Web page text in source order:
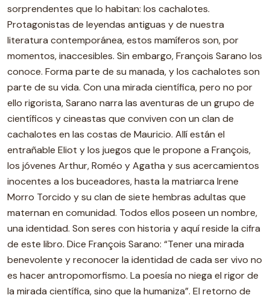
sorprendentes que lo habitan: los cachalotes.
Protagonistas de leyendas antiguas y de nuestra
literatura contemporánea, estos mamíferos son, por
momentos, inaccesibles. Sin embargo, François Sarano los
conoce. Forma parte de su manada, y los cachalotes son
parte de su vida. Con una mirada científica, pero no por
ello rigorista, Sarano narra las aventuras de un grupo de
científicos y cineastas que conviven con un clan de
cachalotes en las costas de Mauricio. Allí están el
entrañable Eliot y los juegos que le propone a François,
los jóvenes Arthur, Roméo y Agatha y sus acercamientos
inocentes a los buceadores, hasta la matriarca Irene
Morro Torcido y su clan de siete hembras adultas que
maternan en comunidad. Todos ellos poseen un nombre,
una identidad. Son seres con historia y aquí reside la cifra
de este libro. Dice François Sarano: “Tener una mirada
benevolente y reconocer la identidad de cada ser vivo no
es hacer antropomorfismo. La poesía no niega el rigor de
la mirada científica, sino que la humaniza”. El retorno de